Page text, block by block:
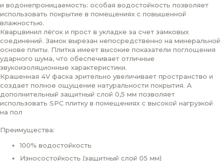
и водонепроницаемость: особая водостойкость позволяет
использовать покрытие в помещениях с повышенной
влажностью.
Кварцвинил лёгок и прост в укладке за счет замковых
соединений. Замок вырезан непосредственно на минеральной
основе плиты. Плитка имеет высокие показатели поглощения
ударного шума, что обеспечивает отличные
звукоизоляционные характеристики.
Крашенная 4V фаска зрительно увеличивает пространство и
создает полное ощущение натуральности покрытия. А
дополнительный защитный слой 0,5 мм позволяет
использовать SPC плитку в помещениях с высокой нагрузкой
на пол
Преимущества:
100% водостойкость
Износостойкость (защитный слой 05 мм)